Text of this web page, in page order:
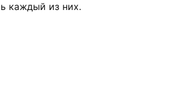
каждый из них.